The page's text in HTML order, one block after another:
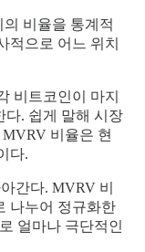
비율을 통계적
적으로 어느 위치
비트코인이 마지
다. 쉽게 말해 시장
비율은 현
다.
간다. MVRV 비
나누어 정규화한
얼마나 극단적인